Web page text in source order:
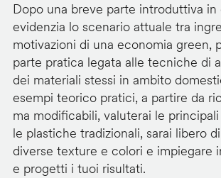
Dopo una breve parte introduttiva
evidenzia lo scenario attuale tra
motivazioni di una economia green,
parte pratica legata alle tecniche di
dei materiali stessi in ambito
esempi teorico pratici, a partire da
ma modificabili, valuterai le
le plastiche tradizionali, sarai libero
diverse texture e colori e impiegare
e progetti i tuoi risultati.